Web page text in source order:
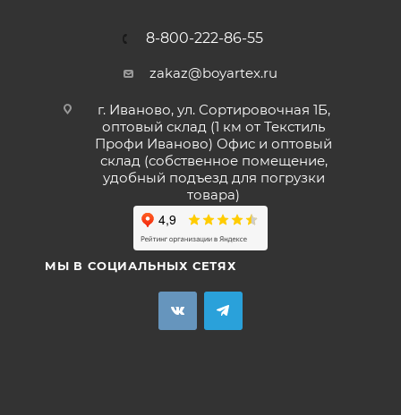
8-800-222-86-55
zakaz@boyartex.ru
г. Иваново, ул. Сортировочная 1Б,
оптовый склад (1 км от Текстиль
Профи Иваново) Офис и оптовый
склад (собственное помещение,
удобный подъезд для погрузки
товара)
МЫ В СОЦИАЛЬНЫХ СЕТЯХ